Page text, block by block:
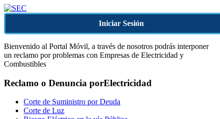
Iniciar Sesión
Bienvenido al Portal Móvil, a través de nosotros podrás interponer
un reclamo por problemas con Empresas de Electricidad y
Combustibles
Reclamo o Denuncia porElectricidad
Corte de Suministro por Deuda
Corte de Luz